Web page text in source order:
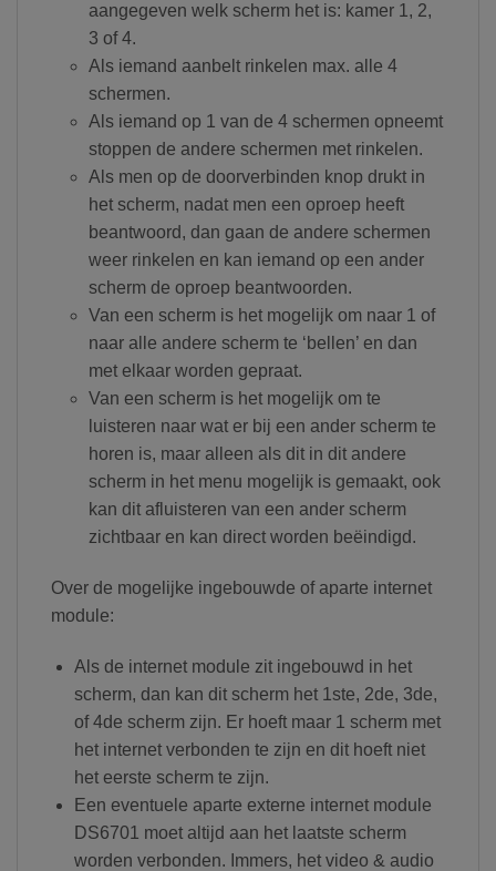
aangegeven welk scherm het is: kamer 1, 2,
3 of 4.
Als iemand aanbelt rinkelen max. alle 4
schermen.
Als iemand op 1 van de 4 schermen opneemt
stoppen de andere schermen met rinkelen.
Als men op de doorverbinden knop drukt in
het scherm, nadat men een oproep heeft
beantwoord, dan gaan de andere schermen
weer rinkelen en kan iemand op een ander
scherm de oproep beantwoorden.
Van een scherm is het mogelijk om naar 1 of
naar alle andere scherm te ‘bellen’ en dan
met elkaar worden gepraat.
Van een scherm is het mogelijk om te
luisteren naar wat er bij een ander scherm te
horen is, maar alleen als dit in dit andere
scherm in het menu mogelijk is gemaakt, ook
kan dit afluisteren van een ander scherm
zichtbaar en kan direct worden beëindigd.
Over de mogelijke ingebouwde of aparte internet
module:
Als de internet module zit ingebouwd in het
scherm, dan kan dit scherm het 1ste, 2de, 3de,
of 4de scherm zijn. Er hoeft maar 1 scherm met
het internet verbonden te zijn en dit hoeft niet
het eerste scherm te zijn.
Een eventuele aparte externe internet module
DS6701 moet altijd aan het laatste scherm
worden verbonden. Immers, het video & audio